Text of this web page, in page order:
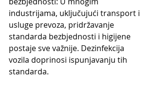
industrijama, uključujući transport i
usluge prevoza, pridržavanje
standarda bezbjednosti i higijene
postaje sve važnije. Dezinfekcija
vozila doprinosi ispunjavanju tih
standarda.